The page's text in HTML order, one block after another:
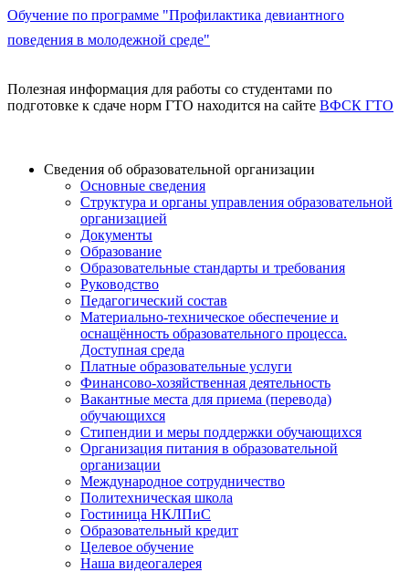
Обучение по программе "Профилактика девиантного
поведения в молодежной среде"
Полезная информация для работы со студентами по
подготовке к сдаче норм ГТО находится на сайте ВФСК ГТО
Сведения об образовательной организации
Основные сведения
Структура и органы управления образовательной
организацией
Документы
Образование
Образовательные стандарты и требования
Руководство
Педагогический состав
Материально-техническое обеспечение и
оснащённость образовательного процесса.
Доступная среда
Платные образовательные услуги
Финансово-хозяйственная деятельность
Вакантные места для приема (перевода)
обучающихся
Стипендии и меры поддержки обучающихся
Организация питания в образовательной
организации
Международное сотрудничество
Политехническая школа
Гостиница НКЛПиС
Образовательный кредит
Целевое обучение
Наша видеогалерея